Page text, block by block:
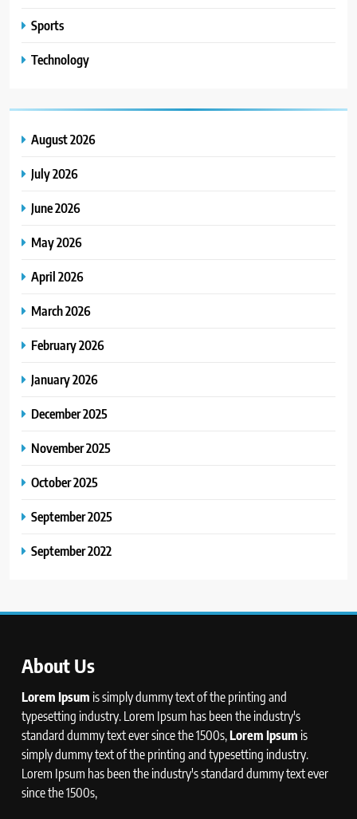
Sports
Technology
August 2026
July 2026
June 2026
May 2026
April 2026
March 2026
February 2026
January 2026
December 2025
November 2025
October 2025
September 2025
September 2022
About Us
Lorem Ipsum is simply dummy text of the printing and
typesetting industry. Lorem Ipsum has been the industry's
standard dummy text ever since the 1500s,Lorem Ipsum is
simply dummy text of the printing and typesetting industry.
Lorem Ipsum has been the industry's standard dummy text ever
since the 1500s,